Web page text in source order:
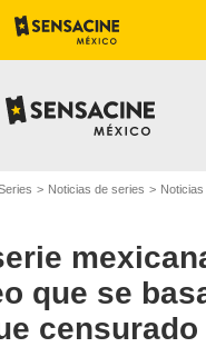
Noticias de series Noticias de
que se
censurado